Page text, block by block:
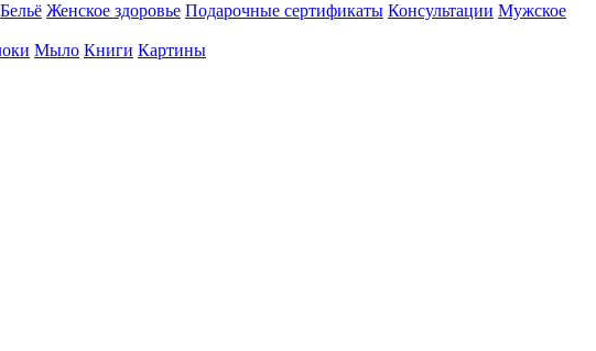
Бельё Женское здоровье Подарочные сертификаты Консультации Мужское
Мыло Книги Картины